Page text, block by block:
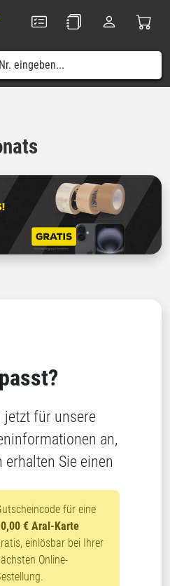
jetzt für unsere
an,
erhalten Sie einen
für eine
€ Aral-Karte
einlösbar bei Ihrer
Online-